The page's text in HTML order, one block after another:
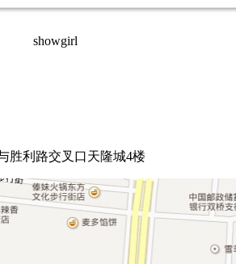
showgirl
胜利路交叉口天隆城4楼